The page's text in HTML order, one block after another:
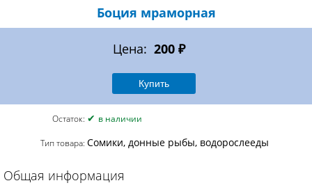
Боция мраморная
Цена: 200 ₽
Остаток: ✔ в наличии
Тип товара: Сомики, донные рыбы, водорослееды
Общая информация